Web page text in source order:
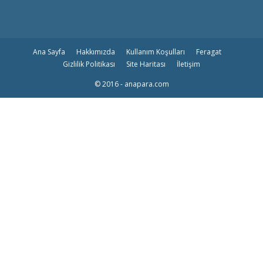
Ana Sayfa Hakkımızda Kullanım Koşulları
Feragat
Gizlilik Politikası
Site Haritası
İletişim
© 2016 - anapara.com